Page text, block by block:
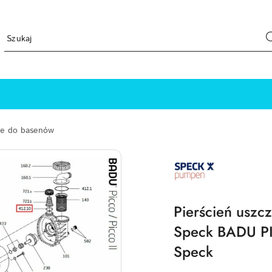
do basenów
PUMPEN-
LOGO
Pierścień
Speck BADU
Speck